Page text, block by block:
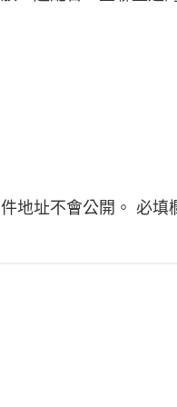
地址不會公開。 必填